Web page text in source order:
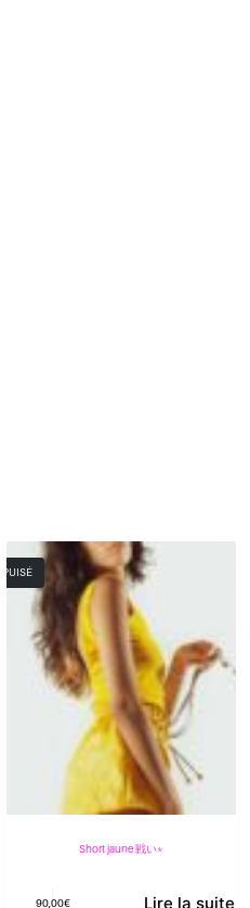
ÉPUISÉ
Short jaune 戦い*
90,00€ Lire la suite